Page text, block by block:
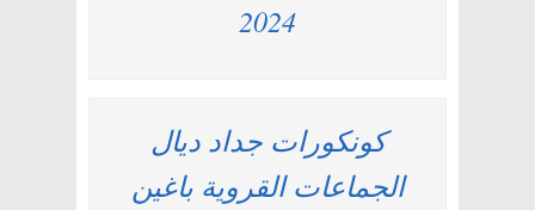
2024
كونكورات جداد ديال
الجماعات القروية باغين